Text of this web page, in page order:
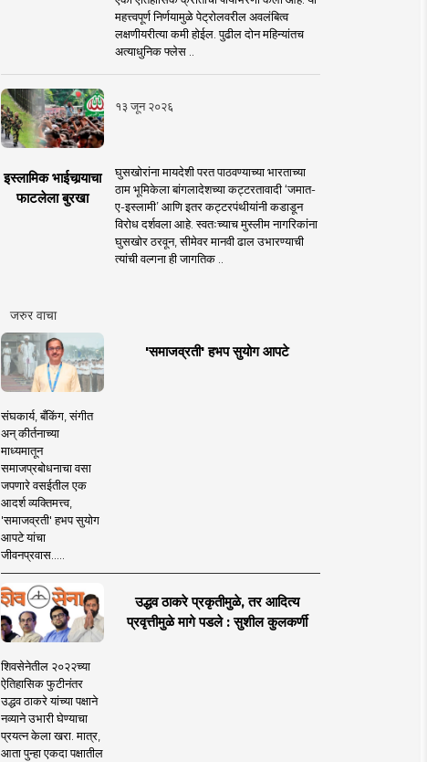
महत्त्वपूर्ण निर्णयामुळे पेट्रोलवरील अवलंबित्व
लक्षणीयरीत्या कमी होईल. पुढील दोन महिन्यांतच
अत्याधुनिक फ्लेस ..
१३ जून २०२६
इस्लामिक भाईचार्‍याचा
फाटलेला बुरखा
घुसखोरांना मायदेशी परत पाठवण्याच्या भारताच्या
ठाम भूमिकेला बांगलादेशच्या कट्टरतावादी ‘जमात-
ए-इस्लामी’ आणि इतर कट्टरपंथीयांनी कडाडून
विरोध दर्शवला आहे. स्वतःच्याच मुस्लीम नागरिकांना
घुसखोर ठरवून, सीमेवर मानवी ढाल उभारण्याची
त्यांची वल्गना ही जागतिक ..
जरुर वाचा
'समाजव्रती' हभप सुयोग आपटे
संघकार्य, बँकिंग, संगीत
अन् कीर्तनाच्या
माध्यमातून
समाजप्रबोधनाचा वसा
जपणारे वसईतील एक
आदर्श व्यक्तिमत्त्व,
'समाजव्रती' हभप सुयोग
आपटे यांचा
जीवनप्रवास.....
उद्धव ठाकरे प्रकृतीमुळे, तर आदित्य
प्रवृत्तीमुळे मागे पडले : सुशील कुलकर्णी
शिवसेनेतील २०२२च्या
ऐतिहासिक फुटीनंतर
उद्धव ठाकरे यांच्या पक्षाने
नव्याने उभारी घेण्याचा
प्रयत्न केला खरा. मात्र,
आता पुन्हा एकदा पक्षातील